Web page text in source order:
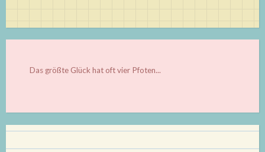
Das größte Glück hat oft vier Pfoten...